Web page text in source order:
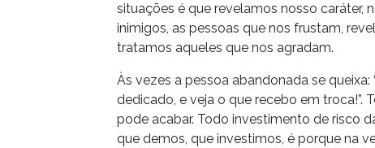
situações é que revelamos nosso
inimigos, as pessoas que nos frustam,
tratamos aqueles que nos agradam.
Às vezes a pessoa abandonada se
dedicado, e veja o que recebo em troca!”.
pode acabar. Todo investimento de risco
que demos, que investimos, é porque na